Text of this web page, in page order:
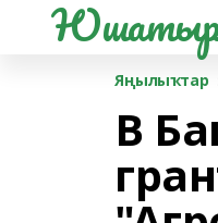
Яңылыҡтар
В